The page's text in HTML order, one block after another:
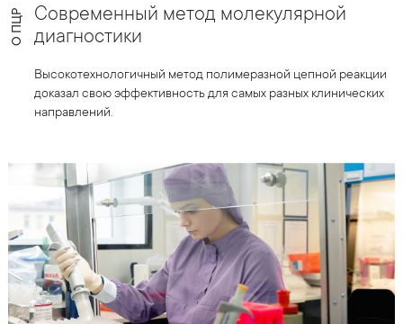
О ПЦР Современный метод молекулярной
диагностики
Высокотехнологичный метод полимеразной цепной реакции
доказал свою эффективность для самых разных клинических
направлений.